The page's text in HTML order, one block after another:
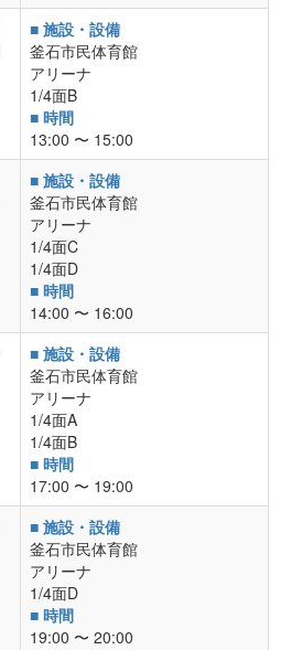
■ 施設・設備
釜石市民体育館
アリーナ
1/4面B
■ 時間
13:00 〜 15:00
■ 施設・設備
釜石市民体育館
アリーナ
1/4面C
1/4面D
■ 時間
14:00 〜 16:00
■ 施設・設備
釜石市民体育館
アリーナ
1/4面A
1/4面B
■ 時間
17:00 〜 19:00
■ 施設・設備
釜石市民体育館
アリーナ
1/4面D
■ 時間
19:00 〜 20:00